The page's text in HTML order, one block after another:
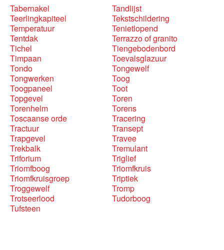
Tabernakel
Tandlijst
Teerlingkapiteel
Tekstschildering
Temperatuur
Tenietlopend
Tentdak
Terrazzo of granito
Tichel
Tiengebodenbord
Timpaan
Toevalsglazuur
Tondo
Tongewelf
Tongwerken
Toog
Toogpaneel
Toot
Topgevel
Toren
Torenhelm
Torens
Toscaanse orde
Tracering
Tractuur
Transept
Trapgevel
Travee
Trekbalk
Tremulant
Triforium
Triglief
Triomfboog
Triomfkruis
Triomfkruisgroep
Triptiek
Troggewelf
Tromp
Trotseerlood
Tudorboog
Tufsteen